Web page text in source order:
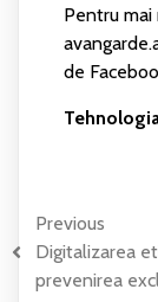
Pentru
de
Previous
Digitalizarea
prevenirea